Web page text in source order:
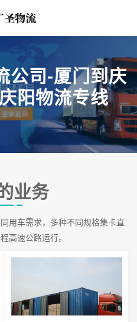
公司-厦门到庆
阳物流专线
业务
用车需求，多种不同规格集卡直
高速公路运行。